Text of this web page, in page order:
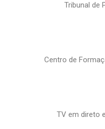
Tribunal de
Centro de
TV em direto